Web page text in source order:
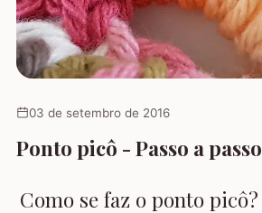
03 de setembro de 2016
Ponto picô - Passo a passo
Como se faz o ponto picô?